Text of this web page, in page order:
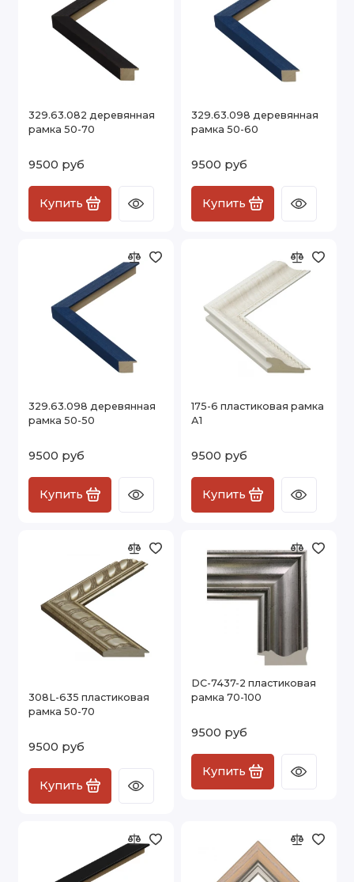
329.63.082 деревянная
рамка 50-70
9500 руб
Купить
329.63.098 деревянная
рамка 50-60
9500 руб
Купить
329.63.098 деревянная
рамка 50-50
9500 руб
Купить
175-6 пластиковая рамка
А1
9500 руб
Купить
308L-635 пластиковая
рамка 50-70
9500 руб
Купить
DC-7437-2 пластиковая
рамка 70-100
9500 руб
Купить